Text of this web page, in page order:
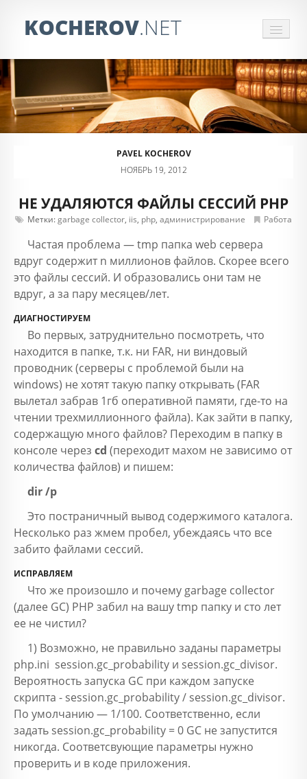
KOCHEROV.NET
СБОР ИНФОРМАЦИИ
ЗАКАЗАТЬ ПАРСЕР
ОБРАБОТКА ПРАЙСОВ
PAVEL KOCHEROV
НОЯБРЬ 19, 2012
НЕ УДАЛЯЮТСЯ ФАЙЛЫ СЕССИЙ PHP
Метки:garbage collector, iis, php, администрирование Работа
Частая проблема — tmp папка web сервера
вдруг содержит n миллионов файлов. Скорее всего
это файлы сессий. И образовались они там не
вдруг, а за пару месяцев/лет.
ДИАГНОСТИРУЕМ
Во первых, затруднительно посмотреть, что
находится в папке, т.к. ни FAR, ни виндовый
проводник (серверы с проблемой были на
windows) не хотят такую папку открывать (FAR
вылетал забрав 1гб оперативной памяти, где-то на
чтении трехмиллионного файла). Как зайти в папку,
содержащую много файлов? Переходим в папку в
консоле через cd (переходит махом не зависимо от
количества файлов) и пишем:
dir /p
Это постраничный вывод содержимого каталога.
Несколько раз жмем пробел, убеждаясь что все
забито файлами сессий.
ИСПРАВЛЯЕМ
Что же произошло и почему garbage collector
(далее GC) PHP забил на вашу tmp папку и сто лет
ее не чистил?
1) Возможно, не правильно заданы параметры
php.ini session.gc_probability и session.gc_divisor.
Вероятность запуска GC при каждом запуске
скрипта - session.gc_probability / session.gc_divisor.
По умолчанию — 1/100. Соответственно, если
задать session.gc_probability = 0 GC не запустится
никогда. Соответсвующие параметры нужно
проверить и в коде приложения.